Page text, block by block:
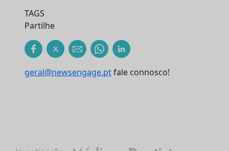
TAGS
Partilhe
geral@newsengage.ptfale connosco!